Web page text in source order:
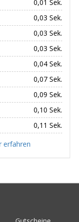
0,01 Sek.
0,03 Sek.
0,03 Sek.
0,03 Sek.
0,04 Sek.
0,07 Sek.
0,09 Sek.
0,10 Sek.
0,11 Sek.
erfahren